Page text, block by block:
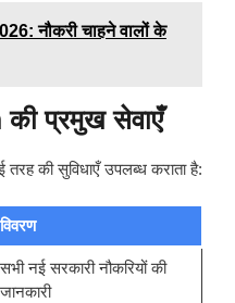
नौकरी चाहने वालों के
प्रमुख सेवाएँ
की सुविधाएँ उपलब्ध कराता है:
विवरण
सभी नई सरकारी नौकरियों की
जानकारी